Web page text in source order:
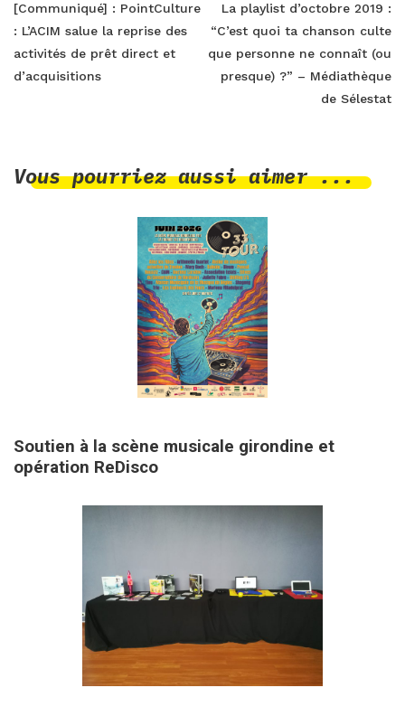
[Communiqué] : PointCulture
: L’ACIM salue la reprise des
activités de prêt direct et
d’acquisitions
La playlist d’octobre 2019 :
“C’est quoi ta chanson culte
que personne ne connaît (ou
presque) ?” – Médiathèque
de Sélestat
Vous pourriez aussi aimer ...
Soutien à la scène musicale girondine et
opération ReDisco